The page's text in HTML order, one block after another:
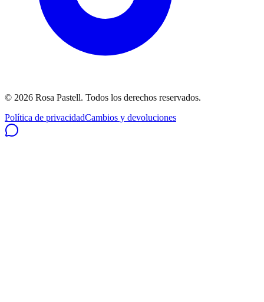
© 2026 Rosa Pastell. Todos los derechos reservados.
Política de privacidadCambios y devoluciones